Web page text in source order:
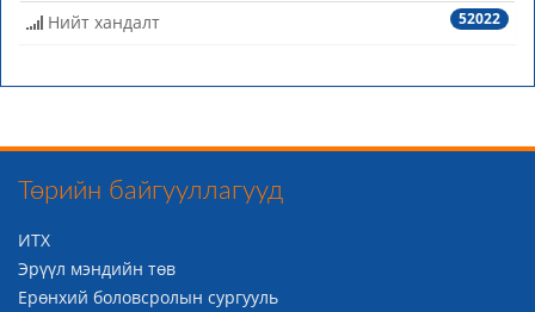
52022
Нийт хандалт
Төрийн байгууллагууд
ИТХ
Эрүүл мэндийн төв
Ерөнхий боловсролын сургууль